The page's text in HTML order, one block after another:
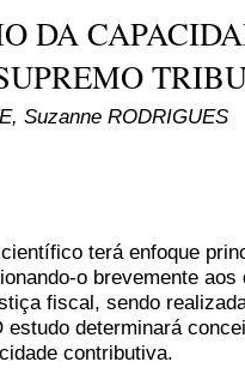
DA
Suzanne RODRIGUES
terá enfoque
o brevemente
fiscal, sendo
estudo determinará
contributiva.